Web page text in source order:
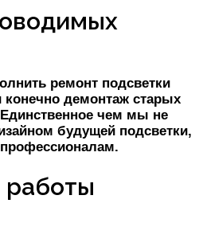
ремонт подсветки
конечно демонтаж старых
чем мы не
будущей подсветки,
работы